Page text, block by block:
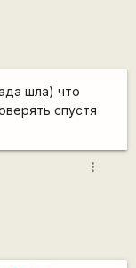
шла) что
спустя
more_vert